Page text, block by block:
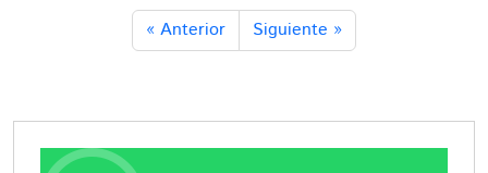
« Anterior Siguiente »